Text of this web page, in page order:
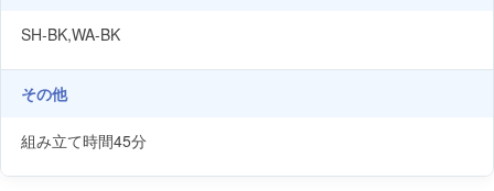
SH-BK,WA-BK
その他
組み立て時間45分